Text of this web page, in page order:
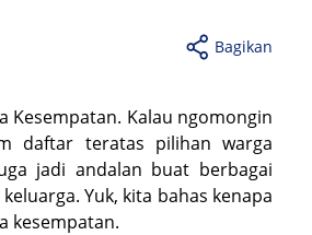
Bagikan
Kesempatan. Kalau ngomongin
daftar teratas pilihan warga
jadi andalan buat berbagai
Yuk, kita bahas kenapa
kesempatan.